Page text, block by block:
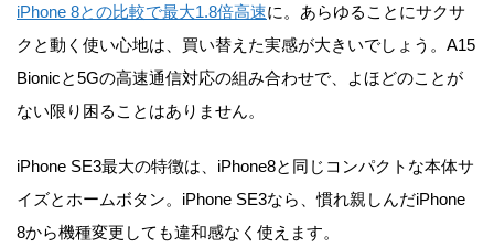
iPhone 8との比較で最大1.8倍高速に。あらゆることにサクサ
クと動く使い心地は、買い替えた実感が大きいでしょう。A15
Bionicと5Gの高速通信対応の組み合わせで、よほどのことが
ない限り困ることはありません。
iPhone SE3最大の特徴は、iPhone8と同じコンパクトな本体サ
イズとホームボタン。iPhone SE3なら、慣れ親しんだiPhone
8から機種変更しても違和感なく使えます。